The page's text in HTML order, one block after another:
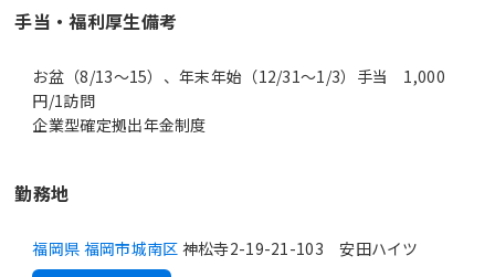
手当・福利厚生備考
お盆（8/13～15）、年末年始（12/31～1/3）手当 1,000
円/1訪問
企業型確定拠出年金制度
勤務地
福岡県 福岡市城南区 神松寺2-19-21-103 安田ハイツ